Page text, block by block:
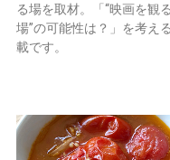
る場を取材。「“映画を観る
場”の可能性は？」を考え
載です。